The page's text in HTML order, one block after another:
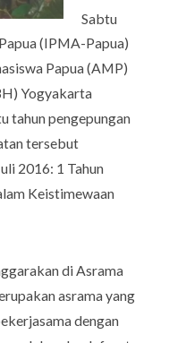
Sabtu
(IPMA-Papua)
Papua (AMP)
Yogyakarta
tahun pengepungan
tersebut
2016: 1 Tahun
Keistimewaan
di Asrama
asrama yang
dengan